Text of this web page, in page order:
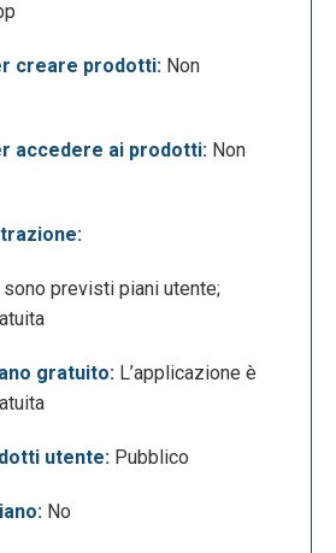
account Google Drive facendo
il template è sul proprio
Ora si possono inserite le
è non modificare le
non rimuovere le colonne
creare prodotti: Non
accedere ai prodotti: Non
sono previsti piani utente;
gratuito: L’applicazione è
utente: Pubblico
No